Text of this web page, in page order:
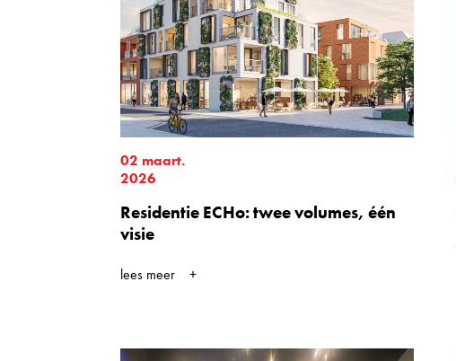
02 maart.
2026
Residentie ECHo: twee volumes, één
visie
lees meer